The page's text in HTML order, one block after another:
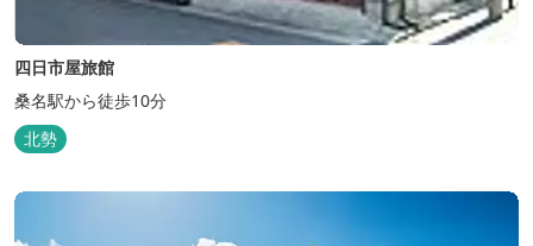
四日市屋旅館
桑名駅から徒歩10分
北勢